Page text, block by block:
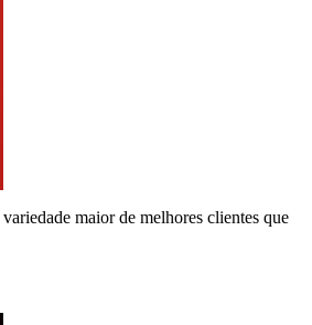
maior de melhores clientes que